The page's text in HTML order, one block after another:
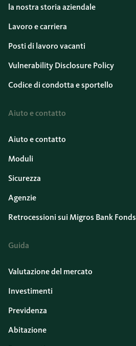
la nostra storia aziendale
Lavoro e carriera
Posti di lavoro vacanti
Vulnerability Disclosure Policy
Codice di condotta e sportello
Aiuto e contatto
Aiuto e contatto
Moduli
Sicurezza
Agenzie
Retrocessioni sui Migros Bank Fonds
Guida
Valutazione del mercato
Investimenti
Previdenza
Abitazione